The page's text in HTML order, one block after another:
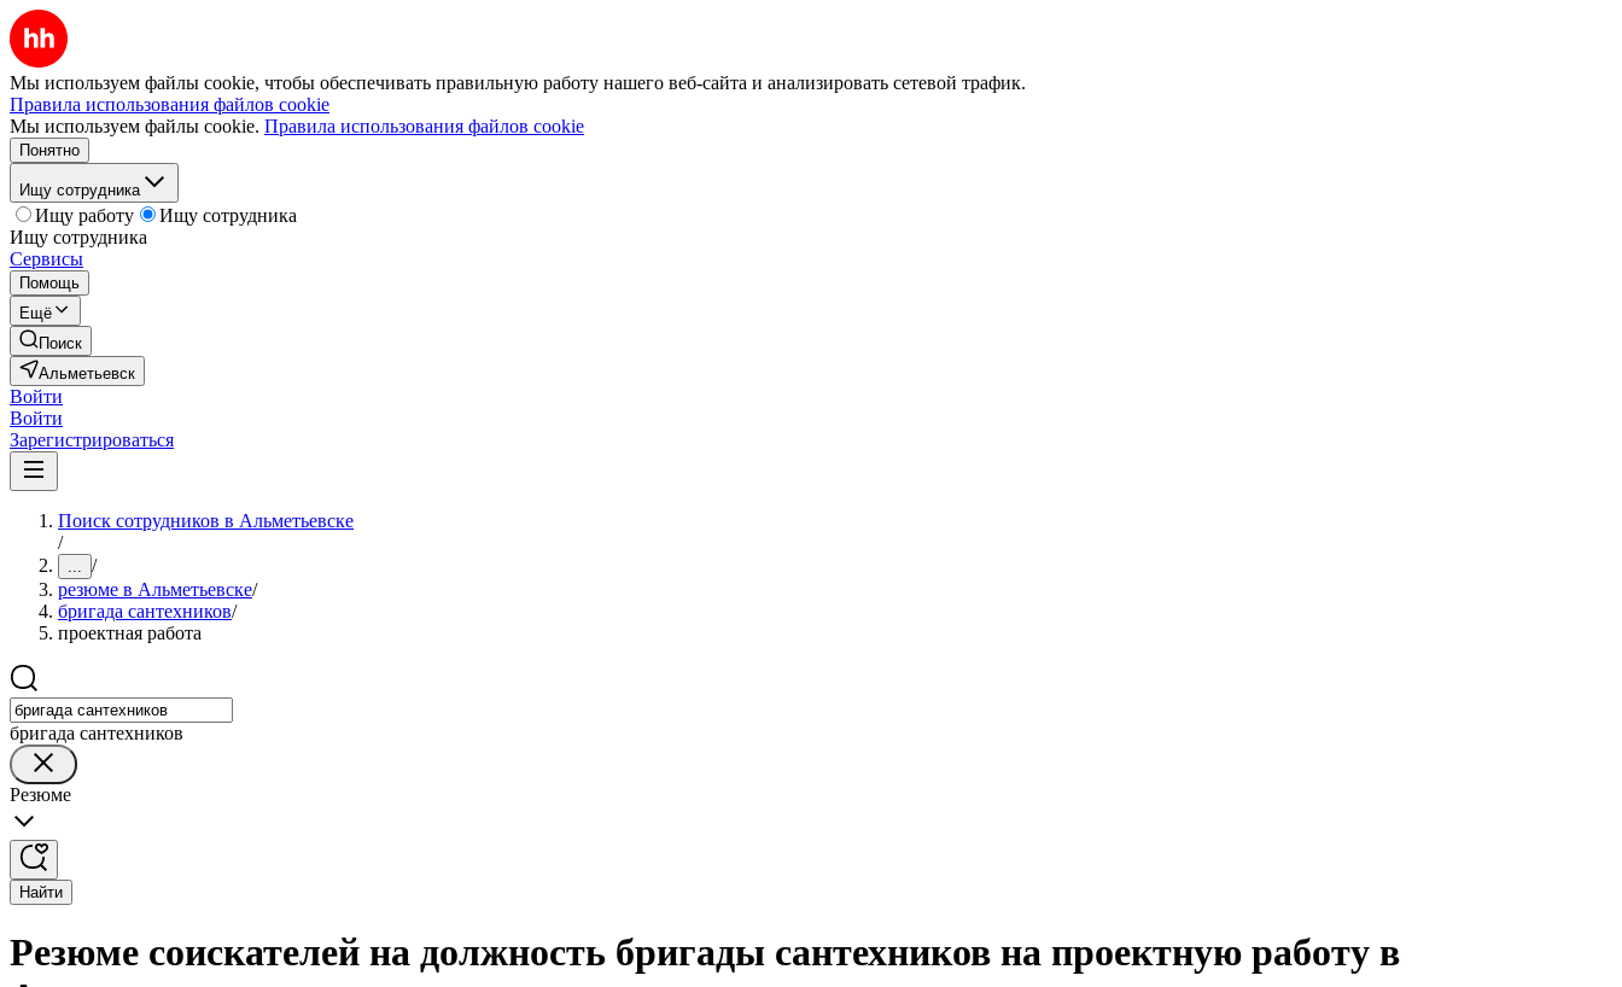
Мы используем файлы cookie, чтобы обеспечивать правильную работу нашего веб-сайта и анализировать сетевой трафик.
Правила использования файлов cookie
Мы используем файлы cookie. Правила использования файлов cookie
Понятно
Ищу сотрудника
Ищу работу
Ищу сотрудника
Ищу сотрудника
Сервисы
Помощь
Ещё
Поиск
Альметьевск
Войти
Войти
Зарегистрироваться
Поиск сотрудников в Альметьевске
/
... /
резюме в Альметьевске/
бригада сантехников/
проектная работа
бригада сантехников
Резюме
Найти
Резюме соискателей на должность бригады сантехников на проектную работу в